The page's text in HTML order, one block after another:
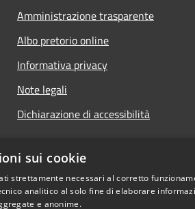
Amministrazione trasparente
Albo pretorio online
Informativa privacy
Note legali
Dichiarazione di accessibilità
sui cookie
strettamente necessari al corretto
analitico al solo fine di elaborare
e anonime.